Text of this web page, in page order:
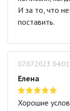
И за то, что
поставить.
07.07.2023 04:01
Елена
Хорошие